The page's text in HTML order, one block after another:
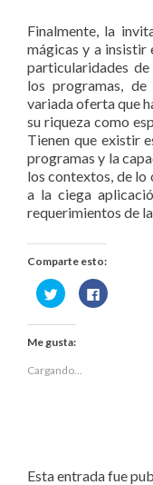
Finalmente, la
mágicas y a insistir
particularidades
los programas,
variada oferta que
su riqueza como
Tienen que existir
programas y la
los contextos, de lo
a la ciega
requerimientos de
Comparte esto:
Haz
clic
compartir
Twitter
abre
en
Haz
clic
Me gusta:
Cargando...
Esta entrada fue